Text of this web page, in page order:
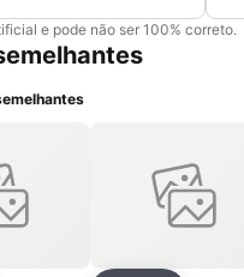
e pode não ser 100% correto.